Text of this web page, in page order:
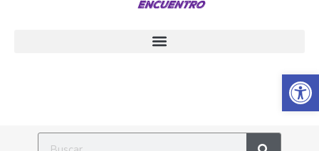
Abrir